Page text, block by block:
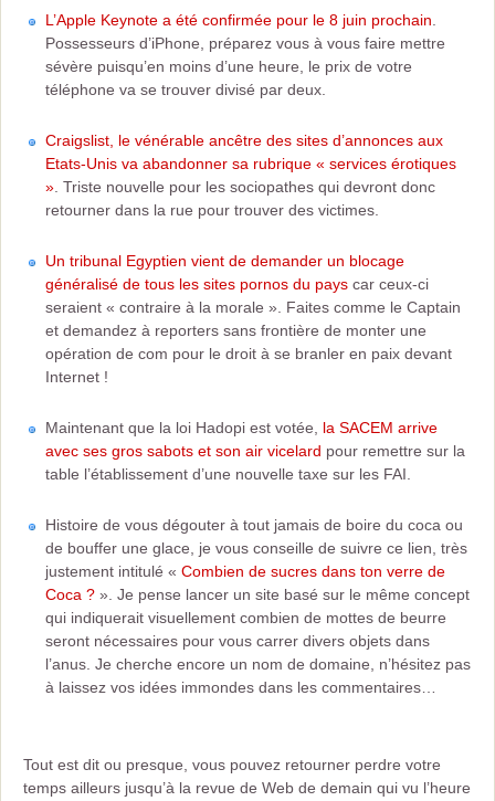
L’Apple Keynote a été confirmée pour le 8 juin prochain
Possesseurs d’iPhone, préparez vous à vous faire mettre
sévère puisqu’en moins d’une heure, le prix de votre
téléphone va se trouver divisé par deux.
Craigslist, le vénérable ancêtre des sites d’annonces aux
Etats-Unis va abandonner sa rubrique « services érotiques
» . Triste nouvelle pour les sociopathes qui devront donc
retourner dans la rue pour trouver des victimes.
Un tribunal Egyptien vient de demander un blocage
généralisé de tous les sites pornos du pays car ceux-ci
seraient « contraire à la morale ». Faites comme le Captain
et demandez à reporters sans frontière de monter une
opération de com pour le droit à se branler en paix devant
Internet !
Maintenant que la loi Hadopi est votée, la SACEM arrive
avec ses gros sabots et son air vicelard pour remettre sur la
table l’établissement d’une nouvelle taxe sur les FAI.
Histoire de vous dégouter à tout jamais de boire du coca ou
de bouffer une glace, je vous conseille de suivre ce lien, très
justement intitulé « Combien de sucres dans ton verre de
Coca ? ». Je pense lancer un site basé sur le même concept
qui indiquerait visuellement combien de mottes de beurre
seront nécessaires pour vous carrer divers objets dans
l’anus. Je cherche encore un nom de domaine, n’hésitez pas
à laissez vos idées immondes dans les commentaires…
Tout est dit ou presque, vous pouvez retourner perdre votre
temps ailleurs jusqu’à la revue de Web de demain qui vu l’heure